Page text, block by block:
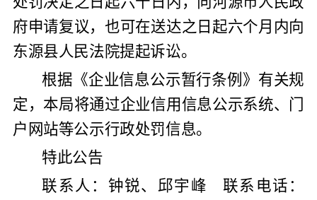
府申请复议，也可在送达之日起六个月内向
东源县人民法院提起诉讼。
根据《企业信息公示暂行条例》有关规
定，本局将通过企业信用信息公示系统、门
户网站等公示行政处罚信息。
特此公告
联系人：钟锐、邱宇峰 联系电话：